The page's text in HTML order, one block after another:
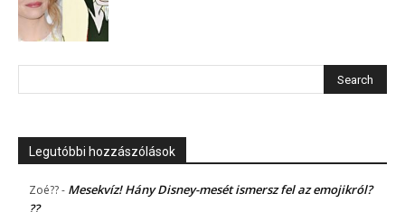
Legutóbbi hozzászólások
Zoé??- Mesekvíz! Hány Disney-mesét ismersz fel az emojikról?
??